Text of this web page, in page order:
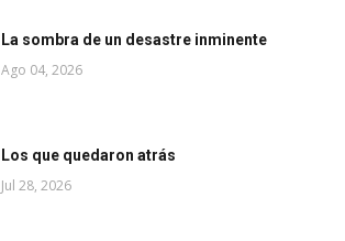
La sombra de un desastre inminente
Ago 04, 2026
Los que quedaron atrás
Jul 28, 2026